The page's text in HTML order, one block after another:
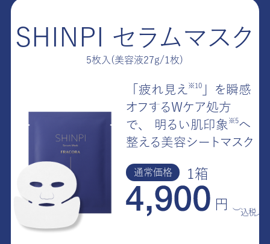
SHINPI セラムマスク
5枚入(美容液27g/1枚)
「疲れ見 え ※10
」を瞬感
オフするWケア処方
で、
明るい肌印 象 ※5へ
整える美容シートマスク
通常価格 1箱
円
（税込）